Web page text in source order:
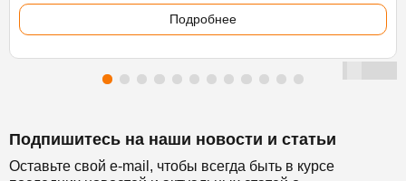
Подробнее
Подпишитесь на наши новости и статьи
Оставьте свой e-mail, чтобы всегда быть в курсе